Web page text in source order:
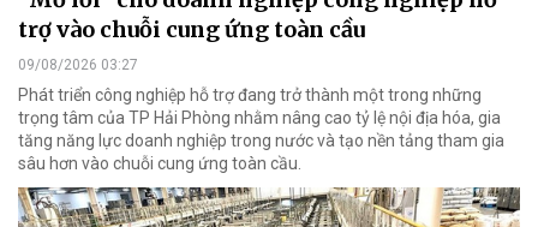
trợ vào chuỗi cung ứng toàn cầu
09/08/2026 03:27
Phát triển công nghiệp hỗ trợ đang trở thành một trong những
trọng tâm của TP Hải Phòng nhằm nâng cao tỷ lệ nội địa hóa, gia
tăng năng lực doanh nghiệp trong nước và tạo nền tảng tham gia
sâu hơn vào chuỗi cung ứng toàn cầu.